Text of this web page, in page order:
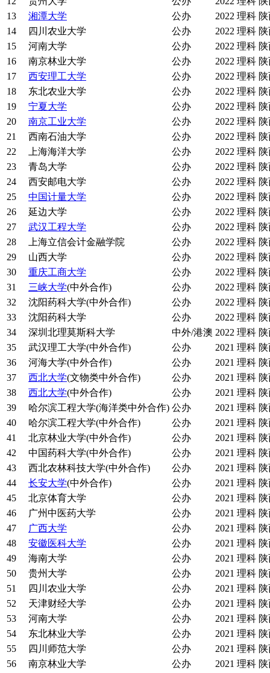
13
湘潭大学 公办 2022 理科
14
四川农业大学 公办 2022 理科
15
河南大学 公办 2022 理科
16
南京林业大学 公办 2022 理科
17
西安理工大学 公办 2022 理科
18
东北农业大学 公办 2022 理科
19
宁夏大学 公办 2022 理科
20
南京工业大学 公办 2022 理科
21
西南石油大学 公办 2022 理科
22
上海海洋大学 公办 2022 理科
23
青岛大学 公办 2022 理科
24
西安邮电大学 公办 2022 理科
25
中国计量大学 公办 2022 理科
26
延边大学 公办 2022 理科
27
武汉工程大学 公办 2022 理科
28
上海立信会计金融学院 公办 2022 理科
29
山西大学 公办 2022 理科
30
重庆工商大学 公办 2022 理科
31
三峡大学(中外合作) 公办 2022 理科
32
沈阳药科大学(中外合作) 公办 2022 理科
33
沈阳药科大学 公办 2022 理科
34
深圳北理莫斯科大学 中外/港澳 2022 理科
35
武汉理工大学(中外合作) 公办 2021 理科
36
河海大学(中外合作) 公办 2021 理科
37
西北大学(文物类中外合作) 公办 2021 理科
38
西北大学(中外合作) 公办 2021 理科
39
哈尔滨工程大学(海洋类中外合作) 公办 2021 理科
40
哈尔滨工程大学(中外合作) 公办 2021 理科
41
北京林业大学(中外合作) 公办 2021 理科
42
中国药科大学(中外合作) 公办 2021 理科
43
西北农林科技大学(中外合作) 公办 2021 理科
44
长安大学(中外合作) 公办 2021 理科
45
北京体育大学 公办 2021 理科
46
广州中医药大学 公办 2021 理科
47
广西大学 公办 2021 理科
48
安徽医科大学 公办 2021 理科
49
海南大学 公办 2021 理科
50
贵州大学 公办 2021 理科
51
四川农业大学 公办 2021 理科
52
天津财经大学 公办 2021 理科
53
河南大学 公办 2021 理科
54
东北林业大学 公办 2021 理科
55
四川师范大学 公办 2021 理科
56
南京林业大学 公办 2021 理科